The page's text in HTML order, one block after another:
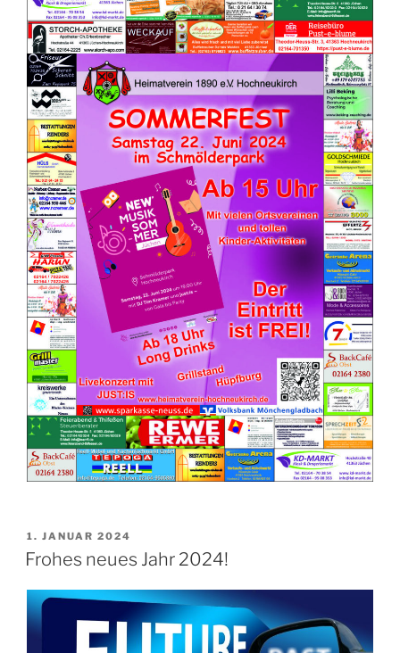
VERÖFFENTLICHT
AM
1. JANUAR 2024
Frohes neues Jahr 2024!